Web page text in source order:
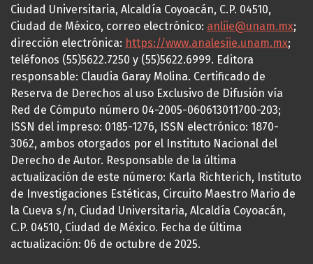
Ciudad Universitaria, Alcaldía Coyoacán, C.P. 04510,
Ciudad de México, correo electrónico: anliie@unam.mx;
dirección electrónica: https://www.analesiie.unam.mx;
teléfonos (55)5622.7250 y (55)5622.6999. Editora
responsable: Claudia Garay Molina. Certificado de
Reserva de Derechos al uso Exclusivo de Difusión vía
Red de Cómputo número 04-2005-060613011700-203;
ISSN del impreso: 0185-1276, ISSN electrónico: 1870-
3062, ambos otorgados por el Instituto Nacional del
Derecho de Autor. Responsable de la última
actualización de este número: Karla Richterich, Instituto
de Investigaciones Estéticas, Circuito Maestro Mario de
la Cueva s/n, Ciudad Universitaria, Alcaldía Coyoacán,
C.P. 04510, Ciudad de México. Fecha de última
actualización: 06 de octubre de 2025.